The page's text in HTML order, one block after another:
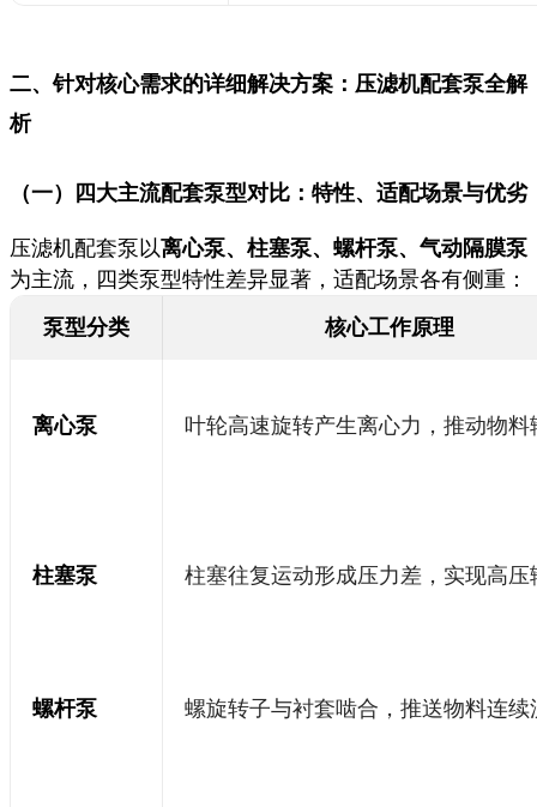
二、针对核心需求的详细解决方案：压滤机配套泵全解
析
（一）四大主流配套泵型对比：特性、适配场景与优劣
压滤机配套泵以离心泵、柱塞泵、螺杆泵、气动隔膜泵
为主流，四类泵型特性差异显著，适配场景各有侧重：
泵型分类
核心工作原理
离心泵 叶轮高速旋转产生离心力，推动物料
柱塞泵 柱塞往复运动形成压力差，实现高压
螺杆泵 螺旋转子与衬套啮合，推送物料连续